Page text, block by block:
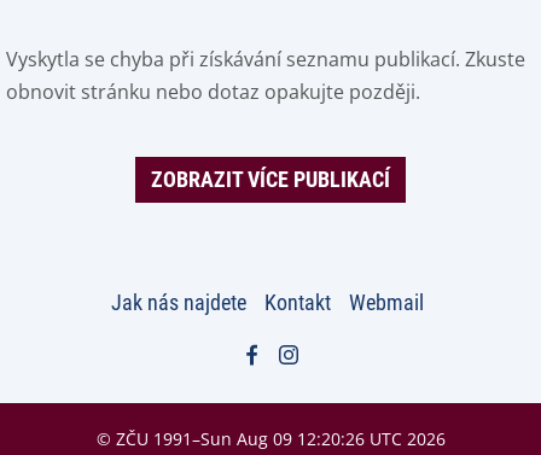
Vyskytla se chyba při získávání seznamu publikací. Zkuste
obnovit stránku nebo dotaz opakujte později.
ZOBRAZIT VÍCE PUBLIKACÍ
Jak nás najdete Kontakt Webmail
© ZČU 1991–Sun Aug 09 12:20:26 UTC 2026